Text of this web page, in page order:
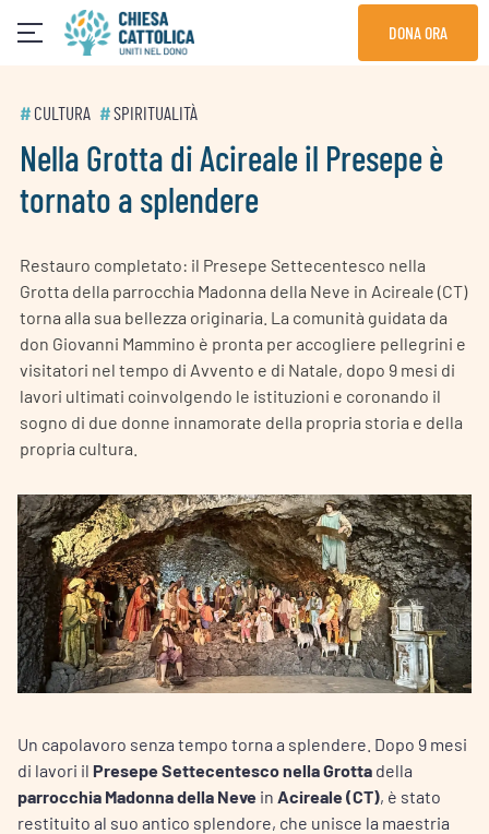
DONA ORA
# CULTURA #SPIRITUALITÀ
Nella Grotta di Acireale il Presepe è
tornato a splendere
Restauro completato: il Presepe Settecentesco nella
Grotta della parrocchia Madonna della Neve in Acireale (CT)
torna alla sua bellezza originaria. La comunità guidata da
don Giovanni Mammino è pronta per accogliere pellegrini e
visitatori nel tempo di Avvento e di Natale, dopo 9 mesi di
lavori ultimati coinvolgendo le istituzioni e coronando il
sogno di due donne innamorate della propria storia e della
propria cultura.
Un capolavoro senza tempo torna a splendere. Dopo 9 mesi
di lavori il Presepe Settecentesco nella Grotta della
parrocchia Madonna della Neve in Acireale (CT), è stato
restituito al suo antico splendore, che unisce la maestria